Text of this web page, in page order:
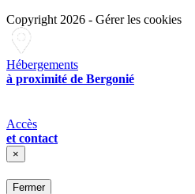
Copyright 2026 - Gérer les cookies
Hébergements
à proximité de Bergonié
Accès
et contact
×
Fermer